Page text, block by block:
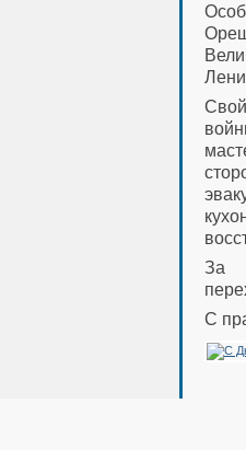
За
С